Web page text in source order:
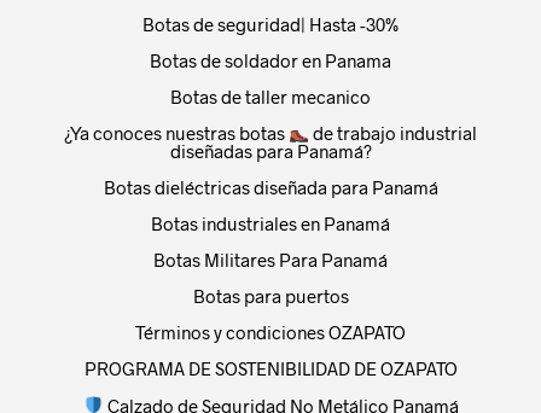
Botas de seguridad| Hasta -30%
Botas de soldador en Panama
Botas de taller mecanico
¿Ya conoces nuestras botas
de trabajo industrial
diseñadas para Panamá?
Botas dieléctricas diseñada para Panamá
Botas industriales en Panamá
Botas Militares Para Panamá
Botas para puertos
Términos y condiciones OZAPATO
PROGRAMA DE SOSTENIBILIDAD DE OZAPATO
Calzado de Seguridad No Metálico Panamá